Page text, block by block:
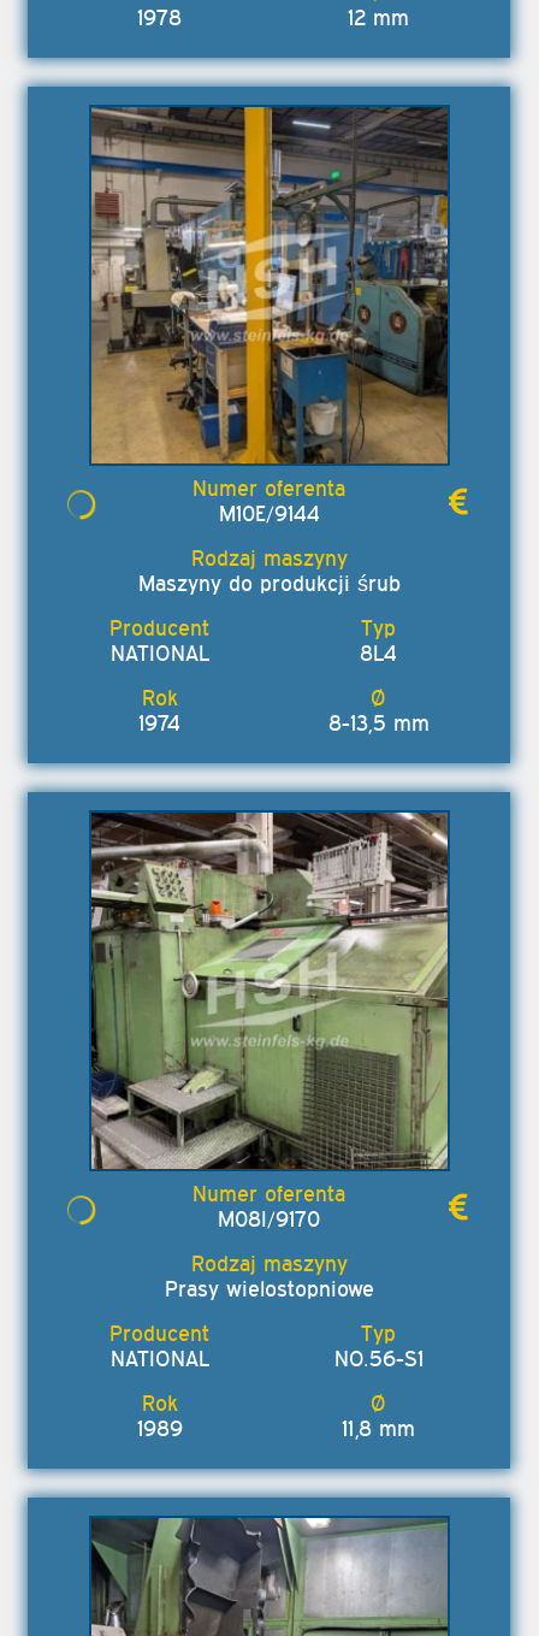
1978 12 mm
M10E/9144
Maszyny do produkcji śrub
NATIONAL 8L4
1974 8-13,5 mm
M08I/9170
Prasy wielostopniowe
NATIONAL NO.56-S1
1989 11,8 mm